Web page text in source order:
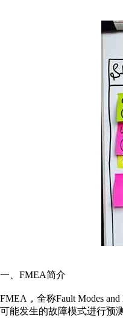
一、FMEA简介
FMEA，全称Fault Modes
可能发生的故障模式进行预